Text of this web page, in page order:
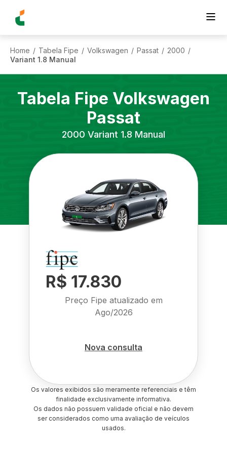
Home / Tabela Fipe / Volkswagen / Passat / 2000 /
Variant 1.8 Manual
Tabela Fipe Volkswagen
Passat
2000 Variant 1.8 Manual
R$ 17.830
Preço Fipe atualizado em
Ago/2026
Nova consulta
Os valores exibidos são meramente referenciais e têm
finalidade exclusivamente informativa.
Os dados não possuem validade oficial e não devem
ser considerados como uma avaliação de veículos
usados.